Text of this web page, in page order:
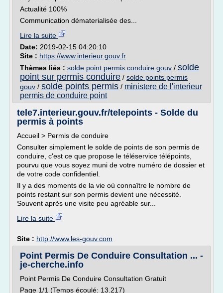
Actualité 100%
Communication dématerialisée des...
Lire la suite
Date: 2019-02-15 04:20:10
Site : https://www.interieur.gouv.fr
Thèmes liés : solde point permis conduire gouv / solde
point sur permis conduire / solde points permis
gouv / solde points permis / ministere de l'interieur
permis de conduire point
tele7.interieur.gouv.fr/telepoints - Solde du
permis à points
Accueil > Permis de conduire
Consulter simplement le solde de points de son permis de
conduire, c'est ce que propose le téléservice télépoints,
pourvu que vous soyez muni de votre numéro de dossier et
de votre code confidentiel.
Il y a des moments de la vie où connaître le nombre de
points restant sur son permis devient une nécessité.
Souvent après une visite peu agréable sur...
Lire la suite
Site : http://www.les-gouv.com
Point Permis De Conduire Consultation ... -
je-cherche.info
Point Permis De Conduire Consultation Gratuit
Page 1/1 (Temps écoulé: 13.217)